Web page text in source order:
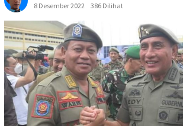
8 Desember 2022
386 Dilihat